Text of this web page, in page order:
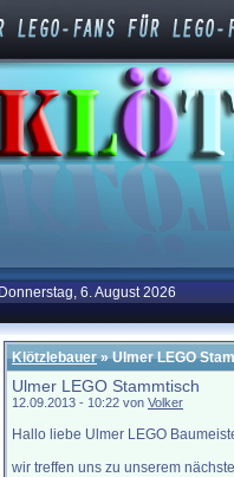
Donnerstag, 6. August 2026
Klötzlebauer» Ulmer LEGO
Ulmer LEGO Stammtisch
12.09.2013 - 10:22 von Volker
Hallo liebe Ulmer LEGO
wir treffen uns zu unserem